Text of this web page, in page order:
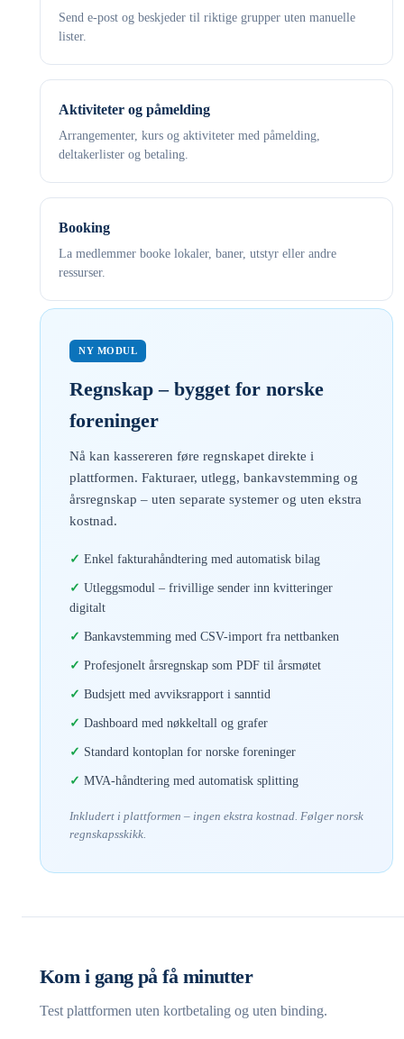
Send e-post og beskjeder til riktige grupper uten manuelle
lister.
Aktiviteter og påmelding
Arrangementer, kurs og aktiviteter med påmelding,
deltakerlister og betaling.
Booking
La medlemmer booke lokaler, baner, utstyr eller andre
ressurser.
NY MODUL
Regnskap – bygget for norske
foreninger
Nå kan kassereren føre regnskapet direkte i
plattformen. Fakturaer, utlegg, bankavstemming og
årsregnskap – uten separate systemer og uten ekstra
kostnad.
Enkel fakturahåndtering med automatisk bilag
Utleggsmodul – frivillige sender inn kvitteringer
digitalt
Bankavstemming med CSV-import fra nettbanken
Profesjonelt årsregnskap som PDF til årsmøtet
Budsjett med avviksrapport i sanntid
Dashboard med nøkkeltall og grafer
Standard kontoplan for norske foreninger
MVA-håndtering med automatisk splitting
Inkludert i plattformen – ingen ekstra kostnad. Følger norsk
regnskapsskikk.
Kom i gang på få minutter
Test plattformen uten kortbetaling og uten binding.